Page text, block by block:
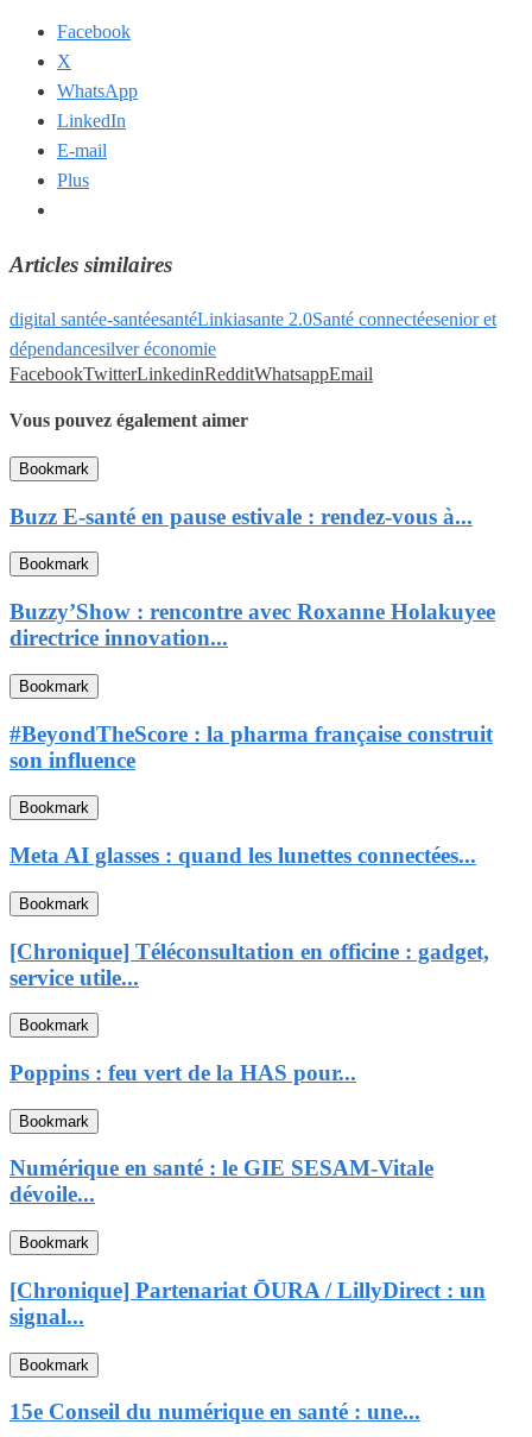
Facebook
X
WhatsApp
LinkedIn
E-mail
Plus
Articles similaires
digital santée-santéesantéLinkiasante 2.0Santé connectéesenior et
dépendancesilver économie
FacebookTwitterLinkedinRedditWhatsappEmail
Vous pouvez également aimer
Bookmark
Buzz E-santé en pause estivale : rendez-vous à...
Bookmark
Buzzy’Show : rencontre avec Roxanne Holakuyee
directrice innovation...
Bookmark
#BeyondTheScore : la pharma française construit
son influence
Bookmark
Meta AI glasses : quand les lunettes connectées...
Bookmark
[Chronique] Téléconsultation en officine : gadget,
service utile...
Bookmark
Poppins : feu vert de la HAS pour...
Bookmark
Numérique en santé : le GIE SESAM-Vitale
dévoile...
Bookmark
[Chronique] Partenariat ŌURA / LillyDirect : un
signal...
Bookmark
15e Conseil du numérique en santé : une...